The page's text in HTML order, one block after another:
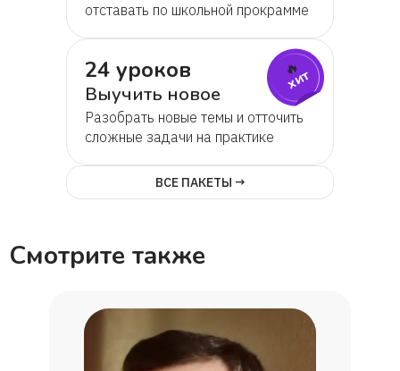
отставать по школьной прокрамме
24 уроков
Выучить новое
Разобрать новые темы и отточить
сложные задачи на практике
🔥
хит
ВСЕ ПАКЕТЫ →
Смотрите также